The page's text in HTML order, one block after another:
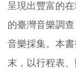
呈現出豐富的
的臺灣音樂調
音樂採集。本
末，以行程表